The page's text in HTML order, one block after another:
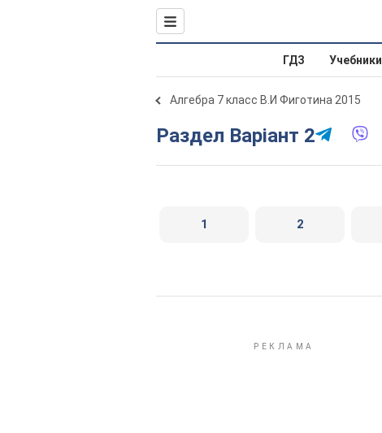
ГДЗ Учебники
Алгебра 7 класс В.И Фиготина 2015
Раздел Варіант 2
1 2